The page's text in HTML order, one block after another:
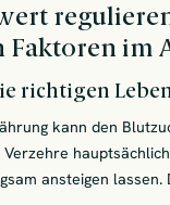
Faktoren im
richtigen
kann den
ansteigen lassen.